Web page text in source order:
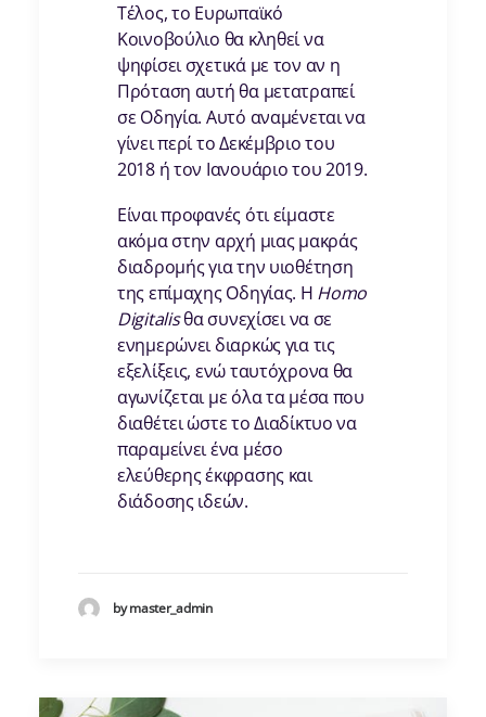
Τέλος, το Ευρωπαϊκό
Κοινοβούλιο θα κληθεί να
ψηφίσει σχετικά με τον αν η
Πρόταση αυτή θα μετατραπεί
σε Οδηγία. Αυτό αναμένεται να
γίνει περί το Δεκέμβριο του
2018 ή τον Ιανουάριο του 2019.
Είναι προφανές ότι είμαστε
ακόμα στην αρχή μιας μακράς
διαδρομής για την υιοθέτηση
της επίμαχης Οδηγίας. Η Homo
Digitalisθα συνεχίσει να σε
ενημερώνει διαρκώς για τις
εξελίξεις, ενώ ταυτόχρονα θα
αγωνίζεται με όλα τα μέσα που
διαθέτει ώστε το Διαδίκτυο να
παραμείνει ένα μέσο
ελεύθερης έκφρασης και
διάδοσης ιδεών.
by master_admin